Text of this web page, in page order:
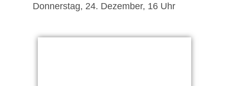
Donnerstag, 24. Dezember, 16 Uhr